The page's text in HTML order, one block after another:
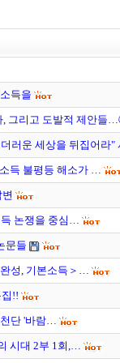
득을
, 그리고 도발적 제안
러운 세상을 뒤집어라
득 불평등 해소가 …
득 논쟁을 중심…
문들
성, 기본소득＞…
!!
단 '바람…
시대 2부 1회,…